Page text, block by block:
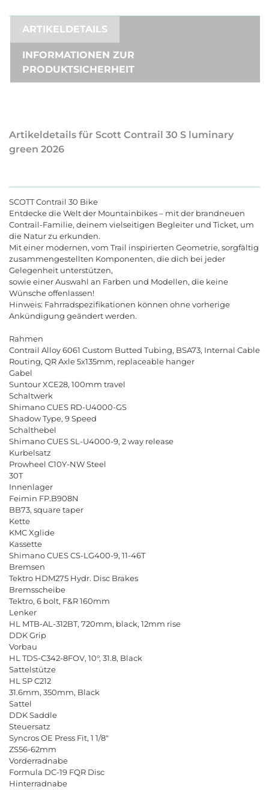
ARTIKELDETAILS
INFORMATIONEN ZUR
PRODUKTSICHERHEIT
Artikeldetails für Scott Contrail 30 S luminary
green 2026
SCOTT Contrail 30 Bike
Entdecke die Welt der Mountainbikes– mit der brandneuen
Contrail-Familie, deinem vielseitigen Begleiter und Ticket, um
die Natur zu erkunden.
Mit einer modernen, vom Trail inspirierten Geometrie, sorgfältig
zusammengestellten Komponenten, die dich bei jeder
Gelegenheit unterstützen,
sowie einer Auswahl an Farben und Modellen, die keine
Wünsche offenlassen!
Hinweis: Fahrradspezifikationen können ohne vorherige
Ankündigung geändert werden.
Rahmen
Contrail Alloy 6061 Custom Butted Tubing, BSA73, Internal Cable
Routing, QR Axle 5x135mm, replaceable hanger
Gabel
Suntour XCE28, 100mm travel
Schaltwerk
Shimano CUES RD-U4000-GS
Shadow Type, 9 Speed
Schalthebel
Shimano CUES SL-U4000-9, 2 way release
Kurbelsatz
Prowheel C10Y-NW Steel
30T
Innenlager
Feimin FP.B908N
BB73, square taper
Kette
KMC Xglide
Kassette
Shimano CUES CS-LG400-9, 11-46T
Bremsen
Tektro HDM275 Hydr. Disc Brakes
Bremsscheibe
Tektro, 6 bolt, F&R 160mm
Lenker
HL MTB-AL-312BT, 720mm, black, 12mm rise
DDK Grip
Vorbau
HL TDS-C342-8FOV, 10°, 31.8, Black
Sattelstütze
HL SP C212
31.6mm, 350mm, Black
Sattel
DDK Saddle
Steuersatz
Syncros OE Press Fit, 1 1/8"
ZS56-62mm
Vorderradnabe
Formula DC-19 FQR Disc
Hinterradnabe